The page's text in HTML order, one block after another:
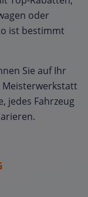
oder
ist bestimmt
Sie auf Ihr
Meisterwerkstatt
jedes Fahrzeug